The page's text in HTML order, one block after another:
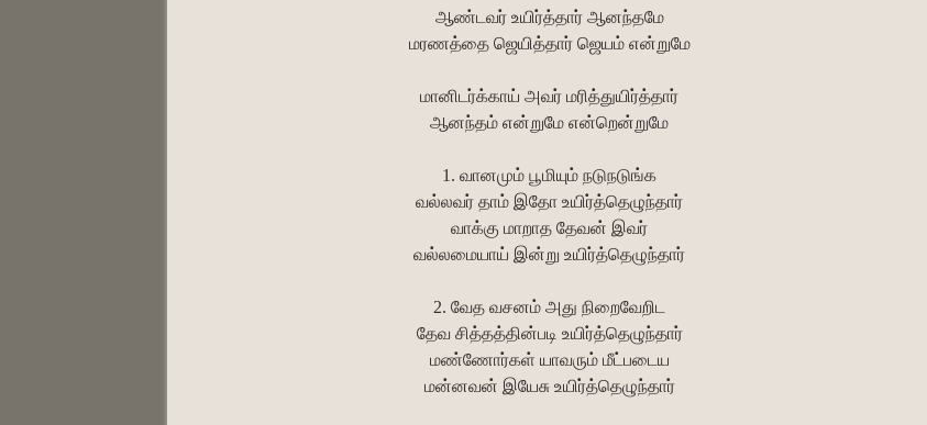
ஆண்டவர் உயிர்த்தார் ஆனந்தமே
மரணத்தை ஜெயித்தார் ஜெயம் என்றுமே
மானிடர்க்காய் அவர் மரித்துயிர்த்தார்
ஆனந்தம் என்றுமே என்றென்றுமே
1. வானமும் பூமியும் நடுநடுங்க
வல்லவர் தாம் இதோ உயிர்த்தெழுந்தார்
வாக்கு மாறாத தேவன் இவர்
வல்லமையாய் இன்று உயிர்த்தெழுந்தார்
2. வேத வசனம் அது நிறைவேறிட
தேவ சித்தத்தின்படி உயிர்த்தெழுந்தார்
மண்ணோர்கள் யாவரும் மீட்படைய
மன்னவன் இயேசு உயிர்த்தெழுந்தார்